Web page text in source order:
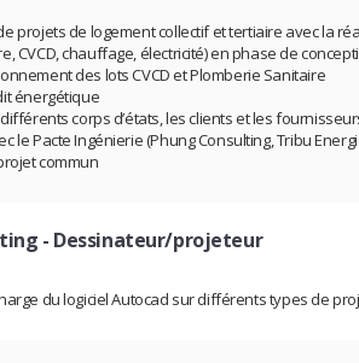
projets de logement collectif et tertiaire avec la
CVCD, chauffage, électricité) en phase de
des lots CVCD et Plomberie Sanitaire
énergétique
corps d’états, les clients et les
le Pacte Ingénierie (Phung Consulting, Tribu
commun
- Dessinateur/projeteur
du logiciel Autocad sur différents types de